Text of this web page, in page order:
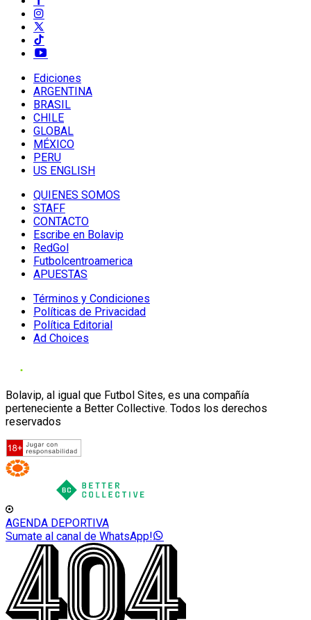
Ediciones
ARGENTINA
BRASIL
CHILE
GLOBAL
MÉXICO
PERU
US ENGLISH
QUIENES SOMOS
STAFF
CONTACTO
Escribe en Bolavip
RedGol
Futbolcentroamerica
APUESTAS
Términos y Condiciones
Políticas de Privacidad
Política Editorial
Ad Choices
Bolavip, al igual que Futbol Sites, es una compañía
perteneciente a Better Collective. Todos los derechos
reservados
AGENDA DEPORTIVA
Sumate al canal de WhatsApp!